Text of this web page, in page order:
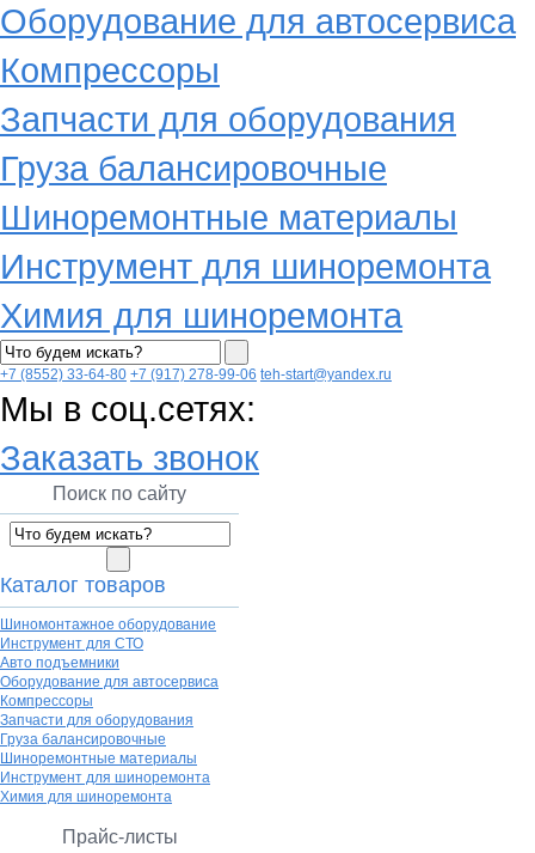
Оборудование для автосервиса
Компрессоры
Запчасти для оборудования
Груза балансировочные
Шиноремонтные материалы
Инструмент для шиноремонта
Химия для шиноремонта
+7 (8552) 33-64-80 +7 (917) 278-99-06 teh-start@yandex.ru
Мы в соц.сетях:
Заказать звонок
Поиск по сайту
Каталог товаров
Шиномонтажное оборудование
Инструмент для СТО
Авто подъемники
Оборудование для автосервиса
Компрессоры
Запчасти для оборудования
Груза балансировочные
Шиноремонтные материалы
Инструмент для шиноремонта
Химия для шиноремонта
Прайс-листы